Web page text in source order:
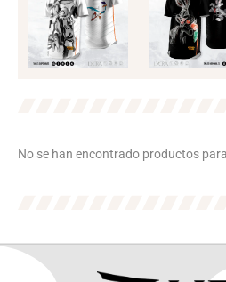
No se han encontrado productos